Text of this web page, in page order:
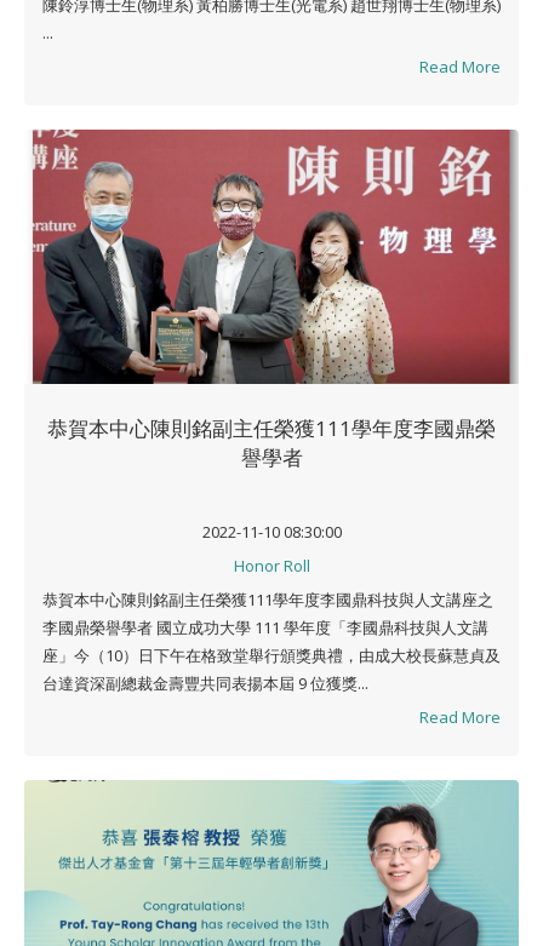
陳鈴淳博士生(物理系) 黃柏勝博士生(光電系) 趙世翔博士生(物理系)
...
Read More
恭賀本中心陳則銘副主任榮獲111學年度李國鼎榮
譽學者
2022-11-10 08:30:00
Honor Roll
恭賀本中心陳則銘副主任榮獲111學年度李國鼎科技與人文講座之
李國鼎榮譽學者 國立成功大學 111 學年度「李國鼎科技與人文講
座」今（10）日下午在格致堂舉行頒獎典禮，由成大校長蘇慧貞及
台達資深副總裁金壽豐共同表揚本屆 9 位獲獎...
Read More